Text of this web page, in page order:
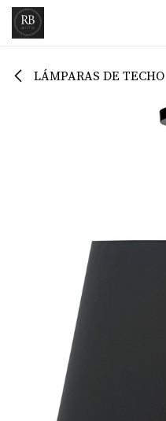
Ir al contenido
LÁMPARAS DE TECHO